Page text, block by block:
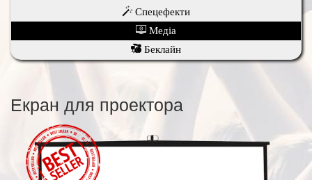
Спецефекти
Медіа
Беклайн
Екран для проектора